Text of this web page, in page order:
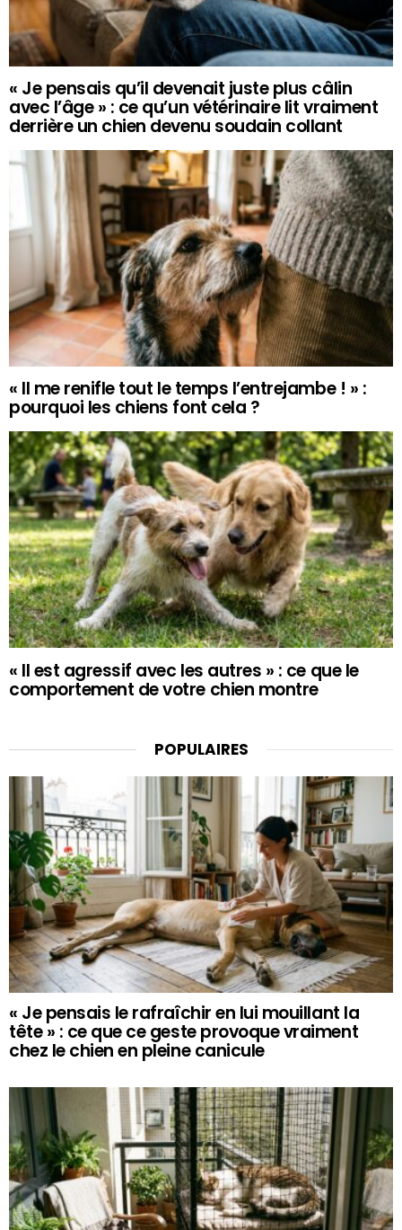
« Je pensais qu’il devenait juste plus câlin
avec l’âge » : ce qu’un vétérinaire lit vraiment
derrière un chien devenu soudain collant
« Il me renifle tout le temps l’entrejambe ! » :
pourquoi les chiens font cela ?
« Il est agressif avec les autres » : ce que le
comportement de votre chien montre
POPULAIRES
« Je pensais le rafraîchir en lui mouillant la
tête » : ce que ce geste provoque vraiment
chez le chien en pleine canicule